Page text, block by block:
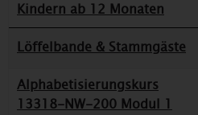
Kindern ab 12 Monaten
Löffelbande & Stammgäste
Alphabetisierungskurs
13318-NW-200 Modul 1